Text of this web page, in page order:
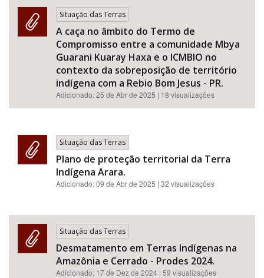
Subtema
Área de Levantamento
Área Protegida
Situação das Terras
A caça no âmbito do Termo de
Compromisso entre a comunidade Mbya
Guarani Kuaray Haxa e o ICMBIO no
contexto da sobreposição de território
indígena com a Rebio Bom Jesus - PR.
Adicionado:25 de Abr de 2025 | 18 visualizações
Situação das Terras
Plano de proteção territorial da Terra
Indígena Arara.
Adicionado:09 de Abr de 2025 | 32 visualizações
Situação das Terras
Desmatamento em Terras Indígenas na
Amazônia e Cerrado - Prodes 2024.
Adicionado: 17 de Dez de 2024 | 59 visualizações